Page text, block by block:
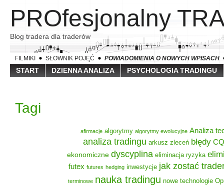
PROfesjonalny
Blog tradera dla traderów
FILMIKI SŁOWNIK POJĘĆ POWIADOMIENIA O NOWYCH WPISACH
START DZIENNA ANALIZA PSYCHOLOGIA TRADINGU
Tagi
afirmacje algorytmy algorytmy ewolucyjne Analiza
analiza tradingu arkusz zleceń błędy
ekonomiczne dyscyplina eliminacja ryzyka
futex futures hedging inwestycje jak zostać
terminowe nauka tradingu nowe technologie